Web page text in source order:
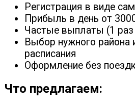
Регистрация в виде
Прибыль в день от
Частые выплаты (1 раз
Выбор нужного района
расписания
Оформление без
Что предлагаем: